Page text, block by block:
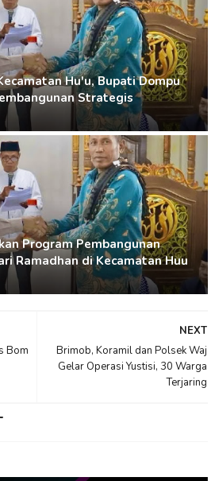
Hu'u, Bupati Dompu
Strategis
Program Pembangunan
Ramadhan di Kecamatan Huu
NEXT
Brimob, Koramil dan Polsek Waj
Gelar Operasi Yustisi, 30 Warga
Terjaring
Bom